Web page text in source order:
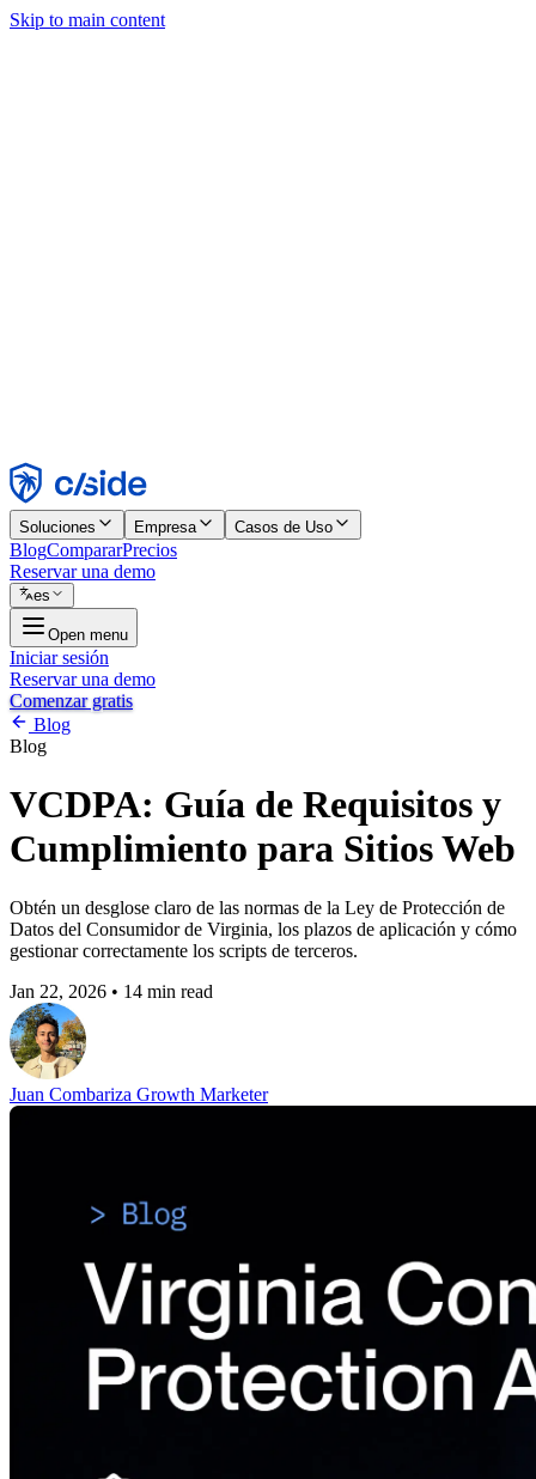
Skip to main content
Rechazar
Soluciones Empresa Casos de Uso
BlogCompararPrecios
Reservar una demo
es
Open menu
Iniciar sesión
Reservar una demo
Comenzar gratis
Blog
Blog
VCDPA: Guía de Requisitos y
Cumplimiento para Sitios Web
Obtén un desglose claro de las normas de la Ley de Protección de
Datos del Consumidor de Virginia, los plazos de aplicación y cómo
gestionar correctamente los scripts de terceros.
Jan 22, 2026 • 14 min read
Juan Combariza Growth Marketer